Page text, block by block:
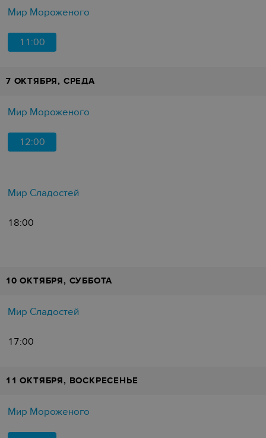
Мир Мороженого
11:00
7 ОКТЯБРЯ, СРЕДА
Мир Мороженого
12:00
Мир Сладостей
18:00
10 ОКТЯБРЯ, СУББОТА
Мир Сладостей
17:00
11 ОКТЯБРЯ, ВОСКРЕСЕНЬЕ
Мир Мороженого